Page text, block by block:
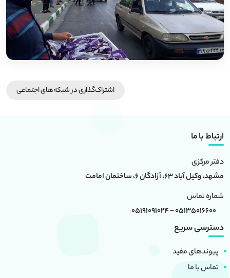
اشتراک‌گذاری در شبکه‎‌های اجتماعی
ارتباط با ما
دفتر مرکزی
مشهد، وکیل آباد 63، آزادگان 6، ساختمان امامت
شماره تماس
05135016600 - 05191091024
دسترسی سریع
پیوندهای مفید
تماس با ما